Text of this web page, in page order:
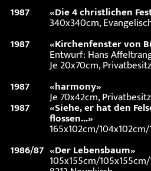
1987
«Die 4 christlichen
340x340cm,
1987
«Kirchenfenster von
Entwurf: Hans
Je 20x70cm, Privatbesitz
1987
«harmony»
Je 70x42cm, Privatbesitz
1987 «Siehe, er hat den
flossen...»
165x102cm/
1986/87 «Der Lebensbaum»
105x155cm/